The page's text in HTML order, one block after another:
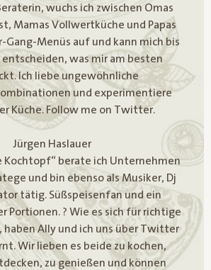
wuchs ich zwischen Omas
Mamas Vollwertküche und Papas
Gang-Menüs auf und kann mich bis
was mir am besten
Ich liebe ungewöhnliche
und experimentiere
Küche. Follow me on Twitter.
Jürgen Haslauer
Kochtopf“ berate ich Unternehmen
und bin ebenso als Musiker, Dj
tätig. Süßspeisenfan und ein
Portionen. ? Wie es sich für richtige
haben Ally und ich uns über Twitter
Wir lieben es beide zu kochen,
zu genießen und können